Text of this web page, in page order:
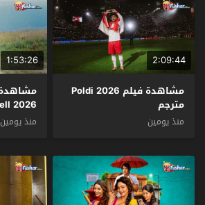
2:09:44
مشاهدة فيلم Poldi 2026
مترجم
منذ يومين
1:53:26
2026
مترجم
منذ يومين